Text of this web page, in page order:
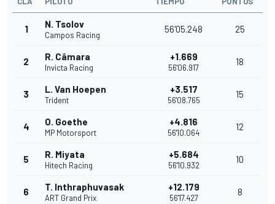
1 N. Tsolov
Campos Racing
56'05.248 25
2 R. Câmara
Invicta Racing
+1.669
56'06.917
18
3 L. Van Hoepen
Trident
+3.517
56'08.765
15
4 O. Goethe
MP Motorsport
+4.816
56'10.064
12
5 R. Miyata
Hitech Racing
+5.684
56'10.932
10
6 T. Inthraphuvasak
ART Grand Prix
+12.179
56'17.427
8